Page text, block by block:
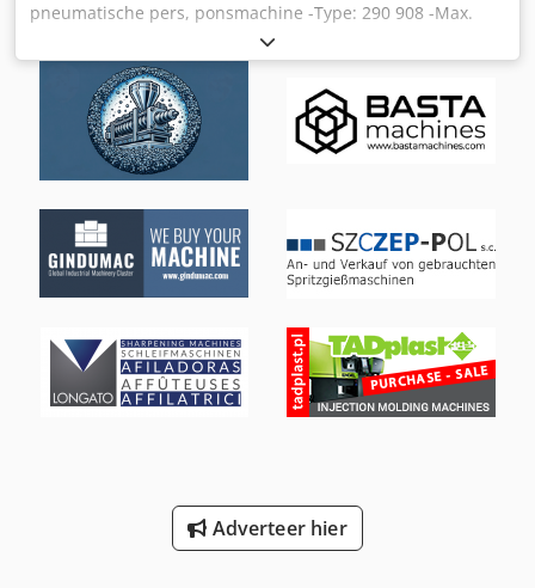
pneumatische pers, ponsmachine -Type: 290 908 -Max.
druk: 8 bar -Afmetingen: 300/340/H270 mm Dkjdeb A
Nczspfx Adqjr -Gewicht: 25 kg
Adverteer hier